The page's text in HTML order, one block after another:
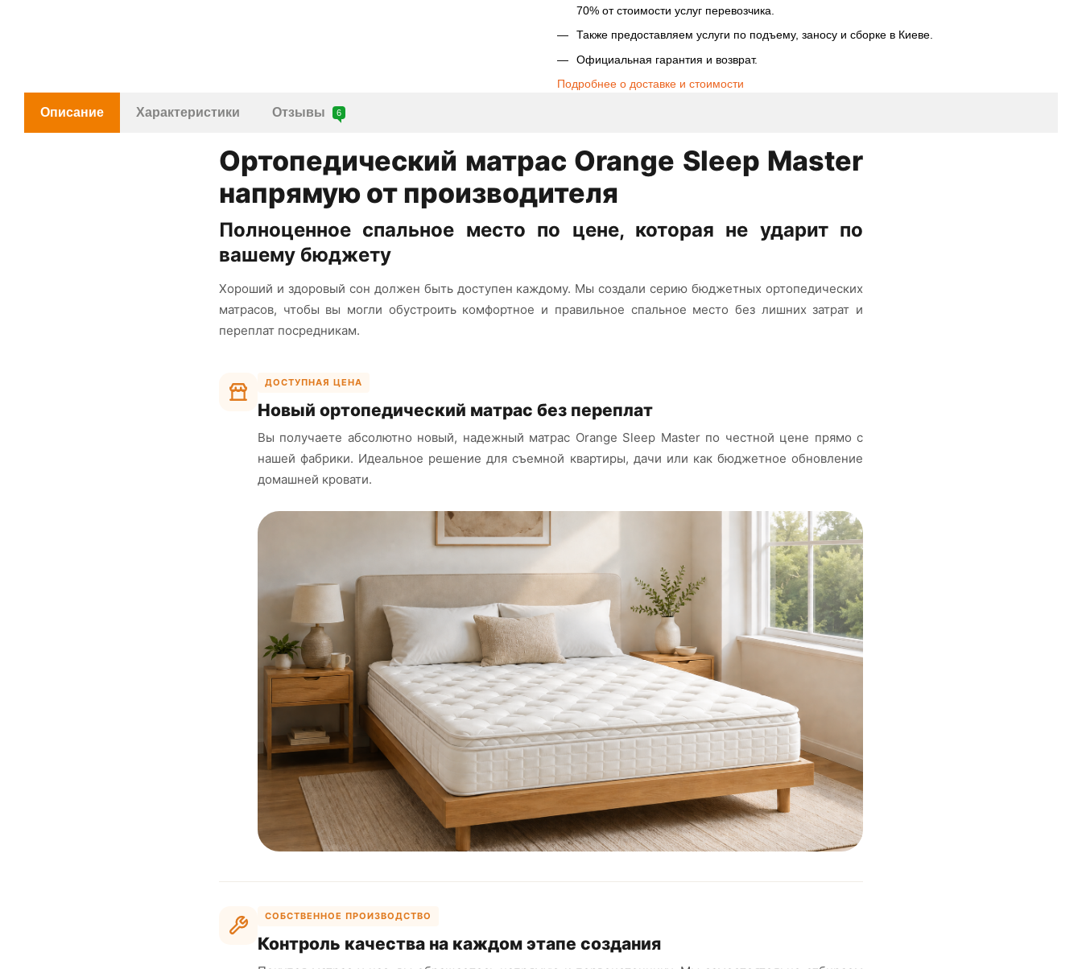
70% от стоимости услуг перевозчика.
Также предоставляем услуги по подъему, заносу и сборке в Киеве.
Официальная гарантия и возврат.
Подробнее о доставке и стоимости
Описание Характеристики Отзывы 6
Ортопедический матрас Orange Sleep Master
напрямую от производителя
Полноценное спальное место по цене, которая не ударит по
вашему бюджету
Хороший и здоровый сон должен быть доступен каждому. Мы создали серию бюджетных ортопедических
матрасов, чтобы вы могли обустроить комфортное и правильное спальное место без лишних затрат и
переплат посредникам.
ДОСТУПНАЯ ЦЕНА
Новый ортопедический матрас без переплат
Вы получаете абсолютно новый, надежный матрас Orange Sleep Master по честной цене прямо с
нашей фабрики. Идеальное решение для съемной квартиры, дачи или как бюджетное обновление
домашней кровати.
СОБСТВЕННОЕ ПРОИЗВОДСТВО
Контроль качества на каждом этапе создания